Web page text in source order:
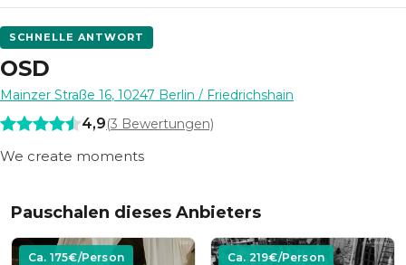
SCHNELLE ANTWORT
OSD
Mainzer Straße 16, 10247 Berlin / Friedrichshain
4,9(3 Bewertungen)
We create moments
Pauschalen dieses Anbieters
Ca. 175€/Person Ca. 219€/Person